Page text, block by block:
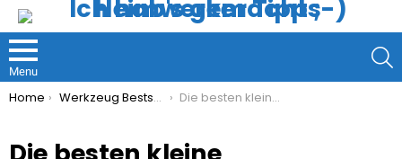
Menu
You are here:
Home Werkzeug Bestseller Die besten kleine poliermaschine akku kaufen